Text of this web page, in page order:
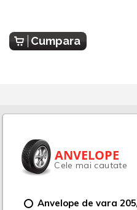
Cumpara
ANVELOPE
Cele mai cautate
Anvelope de vara